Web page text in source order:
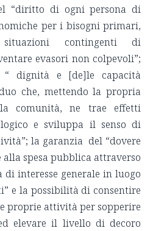
“diritto di ogni persona di
per i bisogni primari,
contingenti di
evasori non colpevoli”;
“ dignità e [de]le capacità
che, mettendo la propria
comunità, ne trae effetti
e sviluppa il senso di
la garanzia del “dovere
spesa pubblica attraverso
interesse generale in luogo
e la possibilità di consentire
proprie attività per sopperire
elevare il livello di decoro